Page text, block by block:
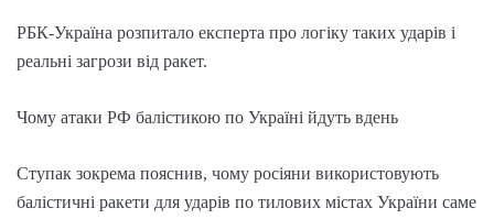
РБК-Україна розпитало експерта про логіку таких ударів і
реальні загрози від ракет.
Чому атаки РФ балістикою по Україні йдуть вдень
Ступак зокрема пояснив, чому росіяни використовують
балістичні ракети для ударів по тилових містах України саме